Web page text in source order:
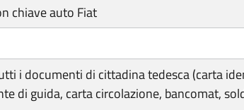
chiave auto Fiat
i documenti di cittadina tedesca (carta
di guida, carta circolazione, bancomat,